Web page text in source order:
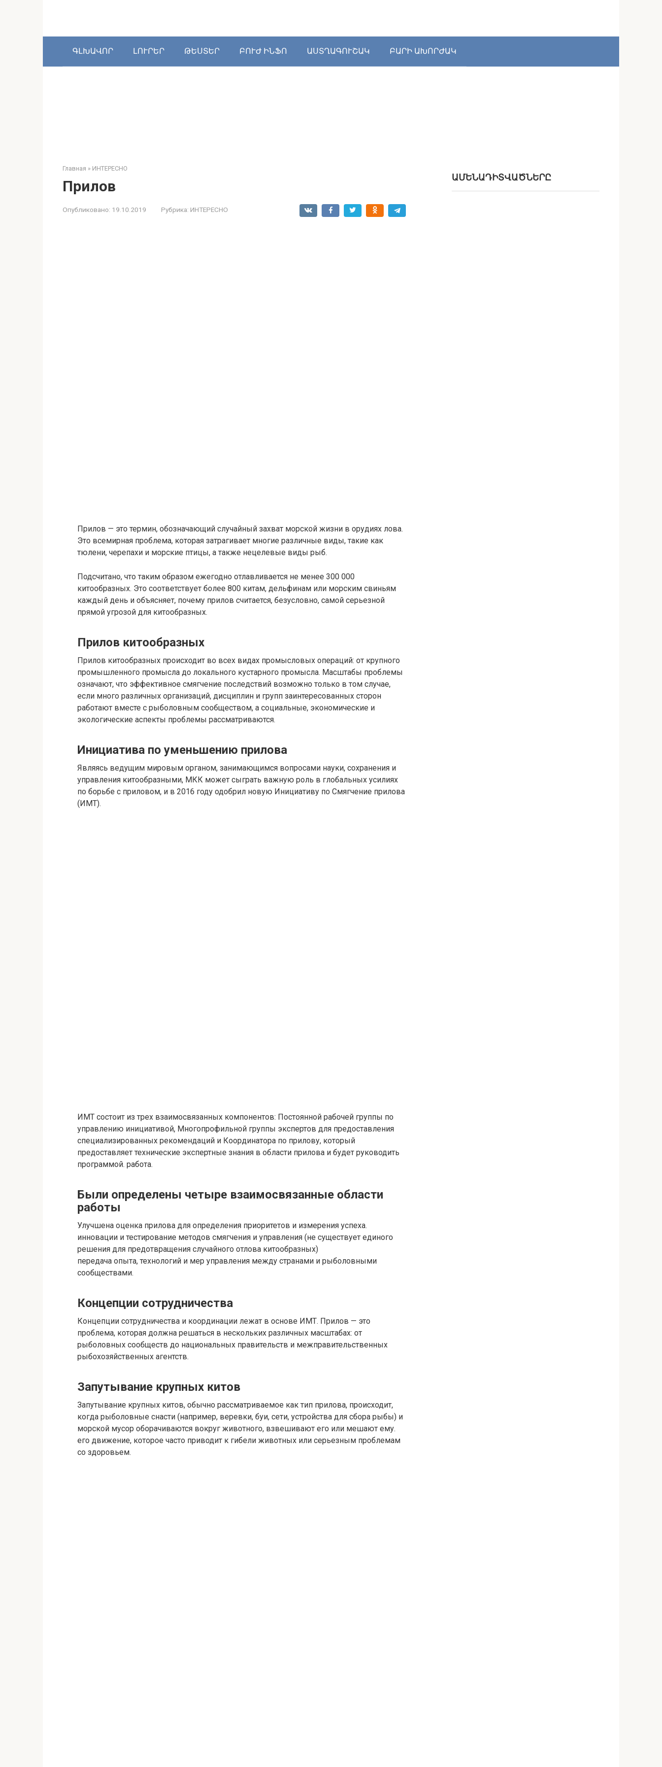
ԳԼԽԱՎՈՐ ԼՈՒՐԵՐ ԹԵՍՏԵՐ ԲՈՒԺ ԻՆՖՈ ԱՍՏՂԱԳՈՒՇԱԿ ԲԱՐԻ ԱԽՈՐԺԱԿ
Главная » ИНТЕРЕСНО
Прилов
Опубликовано: 19.10.2019 Рубрика: ИНТЕРЕСНО
Прилов — это термин, обозначающий случайный захват морской жизни в орудиях лова.
Это всемирная проблема, которая затрагивает многие различные виды, такие как
тюлени, черепахи и морские птицы, а также нецелевые виды рыб.
Подсчитано, что таким образом ежегодно отлавливается не менее 300 000
китообразных. Это соответствует более 800 китам, дельфинам или морским свиньям
каждый день и объясняет, почему прилов считается, безусловно, самой серьезной
прямой угрозой для китообразных.
Прилов китообразных
Прилов китообразных происходит во всех видах промысловых операций: от крупного
промышленного промысла до локального кустарного промысла. Масштабы проблемы
означают, что эффективное смягчение последствий возможно только в том случае,
если много различных организаций, дисциплин и групп заинтересованных сторон
работают вместе с рыболовным сообществом, а социальные, экономические и
экологические аспекты проблемы рассматриваются.
Инициатива по уменьшению прилова
Являясь ведущим мировым органом, занимающимся вопросами науки, сохранения и
управления китообразными, МКК может сыграть важную роль в глобальных усилиях
по борьбе с приловом, и в 2016 году одобрил новую Инициативу по Смягчение прилова
(ИМТ).
ИМТ состоит из трех взаимосвязанных компонентов: Постоянной рабочей группы по
управлению инициативой, Многопрофильной группы экспертов для предоставления
специализированных рекомендаций и Координатора по прилову, который
предоставляет технические экспертные знания в области прилова и будет руководить
программой. работа.
Были определены четыре взаимосвязанные области
работы
Улучшена оценка прилова для определения приоритетов и измерения успеха.
инновации и тестирование методов смягчения и управления (не существует единого
решения для предотвращения случайного отлова китообразных)
передача опыта, технологий и мер управления между странами и рыболовными
сообществами.
Концепции сотрудничества
Концепции сотрудничества и координации лежат в основе ИМТ. Прилов — это
проблема, которая должна решаться в нескольких различных масштабах: от
рыболовных сообществ до национальных правительств и межправительственных
рыбохозяйственных агентств.
Запутывание крупных китов
Запутывание крупных китов, обычно рассматриваемое как тип прилова, происходит,
когда рыболовные снасти (например, веревки, буи, сети, устройства для сбора рыбы) и
морской мусор оборачиваются вокруг животного, взвешивают его или мешают ему.
его движение, которое часто приводит к гибели животных или серьезным проблемам
со здоровьем.
ԱՄԵՆԱԴԻՏՎԱԾՆԵՐԸ